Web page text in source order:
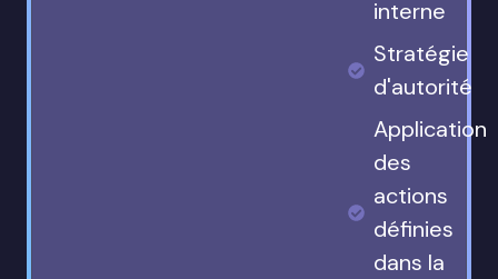
interne
Stratégie
d'autorité
Application
des
actions
définies
dans la